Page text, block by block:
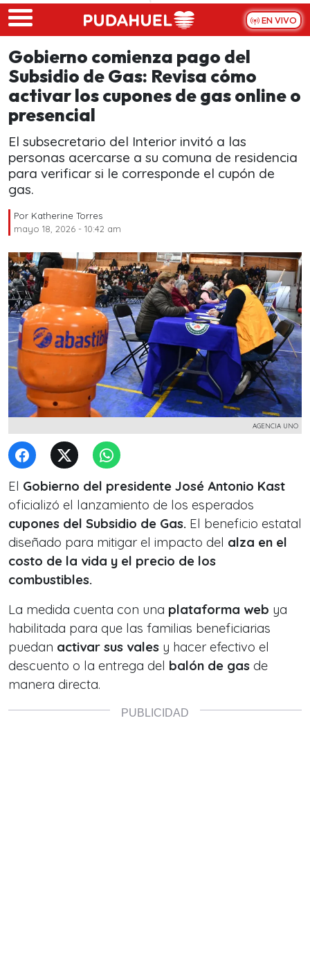
Skip to main content
EN VIVO
Gobierno comienza pago del
Subsidio de Gas: Revisa cómo
activar los cupones de gas online o
presencial
El subsecretario del Interior invitó a las
personas acercarse a su comuna de residencia
para verificar si le corresponde el cupón de
gas.
Por Katherine Torres
mayo 18, 2026 - 10:42 am
AGENCIA UNO
El Gobierno del presidente José Antonio Kast
oficializó el lanzamiento de los esperados
cupones del Subsidio de Gas. El beneficio estatal
diseñado para mitigar el impacto del alza en el
costo de la vida y el precio de los
combustibles.
La medida cuenta con una plataforma web ya
habilitada para que las familias beneficiarias
puedan activar sus vales y hacer efectivo el
descuento o la entrega del balón de gas de
manera directa.